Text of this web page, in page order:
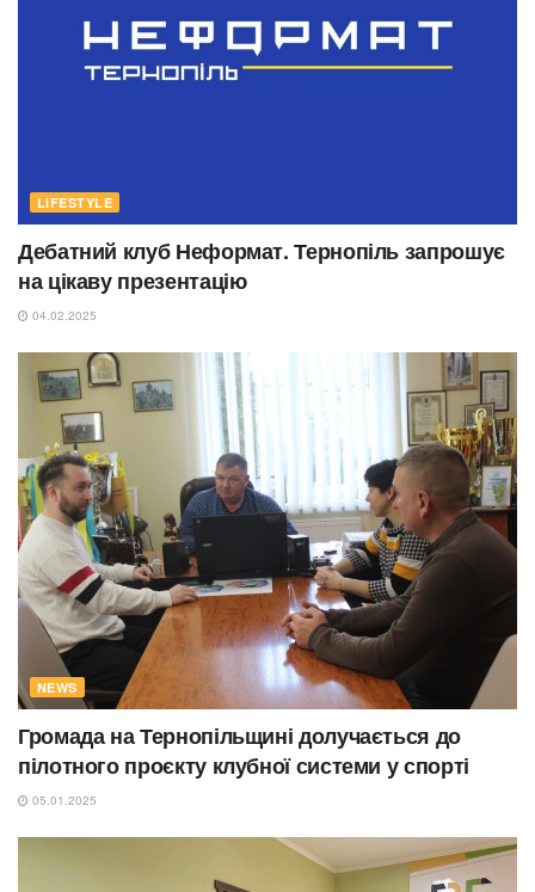
LIFESTYLE
Дебатний клуб Неформат. Тернопіль запрошує
на цікаву презентацію
04.02.2025
NEWS
Громада на Тернопільщині долучається до
пілотного проєкту клубної системи у спорті
05.01.2025